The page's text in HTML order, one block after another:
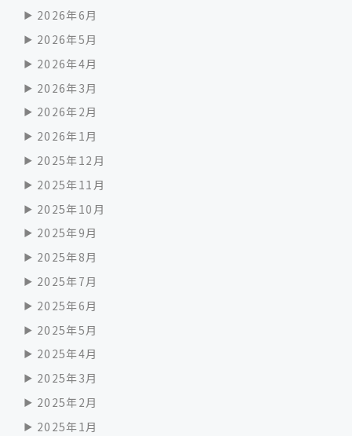
2026年6月
2026年5月
2026年4月
2026年3月
2026年2月
2026年1月
2025年12月
2025年11月
2025年10月
2025年9月
2025年8月
2025年7月
2025年6月
2025年5月
2025年4月
2025年3月
2025年2月
2025年1月